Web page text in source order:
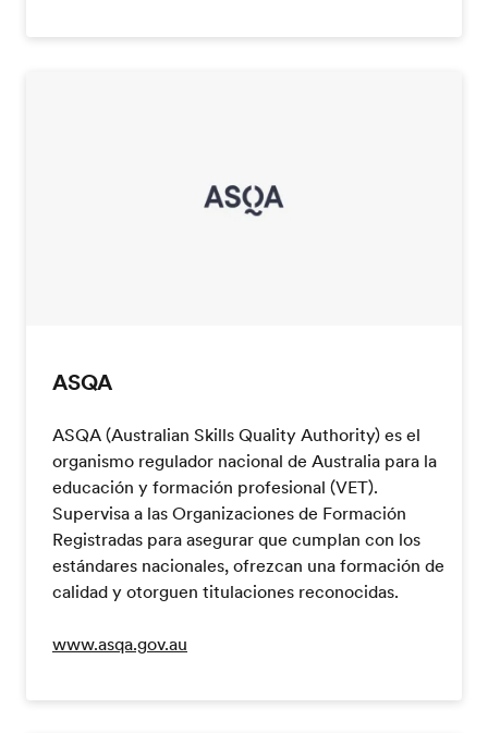
ASQA
ASQA (Australian Skills Quality Authority) es el
organismo regulador nacional de Australia para la
educación y formación profesional (VET).
Supervisa a las Organizaciones de Formación
Registradas para asegurar que cumplan con los
estándares nacionales, ofrezcan una formación de
calidad y otorguen titulaciones reconocidas.
www.asqa.gov.au